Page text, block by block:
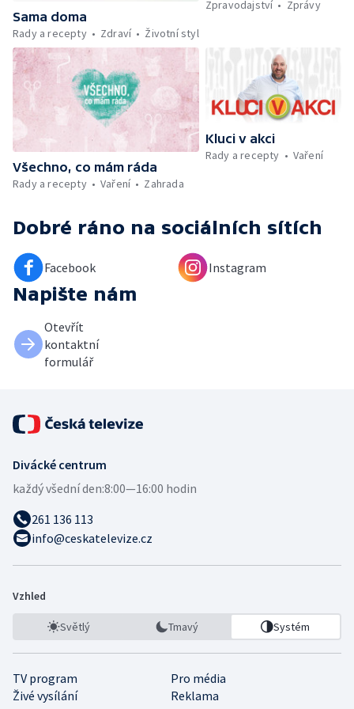
maso, vejce, mléčné výrobky a luštěniny —
Kniha veselých říkanek Hrátky se zvířátky —
Umělecký festival Pohoda 2026 —
Vyhodnocení ankety + ČT tipy —
Vyhodnocení divácké soutěže — Práce
záchranářů v létě
Sama doma
Rady a recepty
Zdraví Životní styl
Zpravodajství
Zprávy
Všechno, co mám ráda
Rady a recepty
Vaření Zahrada
Kluci v akci
Rady a recepty
Vaření
Dobré ráno na sociálních sítích
Facebook Instagram
Napište nám
Otevřít
kontaktní
formulář
Divácké centrum
každý všední den:8:00—16:00 hodin
261 136 113
info@ceskatelevize.cz
Vzhled
Světlý Tmavý Systém
TV program
Pro média
Živé vysílání
Reklama